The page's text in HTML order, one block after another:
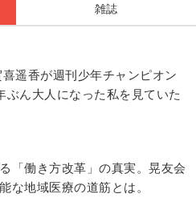
雑誌
遥香が週刊少年チャンピオン
ぶん大人になった私を見ていた
「働き方改革」の真実。晃友会
な地域医療の道筋とは。